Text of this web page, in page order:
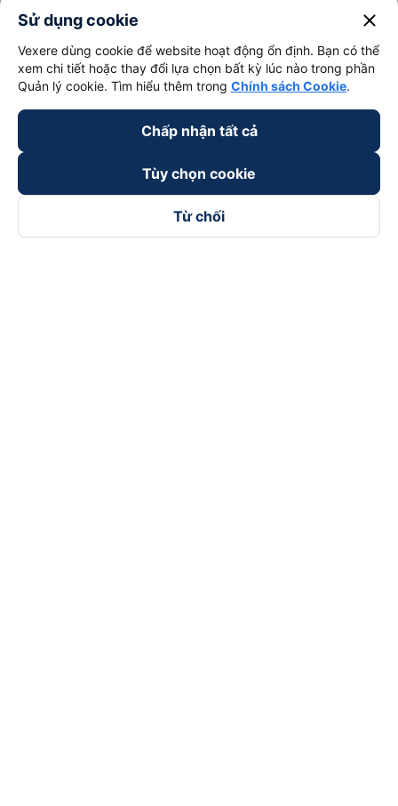
keyboard_arrow_down
Về chúng tôi
keyboard_arrow_down
Hỗ trợ
keyboard_arrow_down
Trở thành đối tác
Đối tác thanh toán
Sử dụng cookie close
Vexere dùng cookie để website hoạt động ổn định. Bạn có thể
xem chi tiết hoặc thay đổi lựa chọn bất kỳ lúc nào trong phần
Quản lý cookie. Tìm hiểu thêm trong Chính sách Cookie.
Chấp nhận tất cả
Tùy chọn cookie
Từ chối